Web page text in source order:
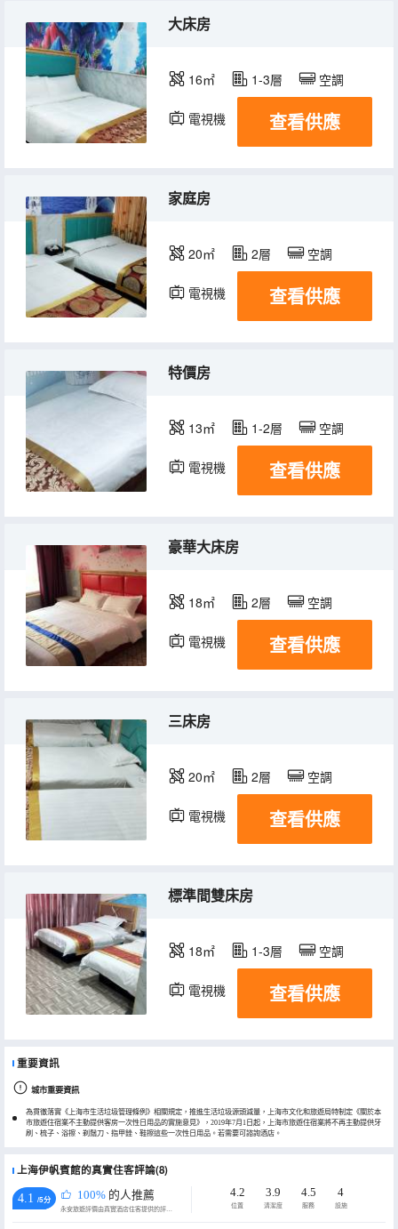
大床房
16㎡ 1-3層 空調
電視機 查看供應
家庭房
20㎡ 2層 空調
電視機 查看供應
特價房
13㎡ 1-2層 空調
電視機 查看供應
豪華大床房
18㎡ 2層 空調
電視機 查看供應
三床房
20㎡ 2層 空調
電視機 查看供應
標準間雙床房
18㎡ 1-3層 空調
電視機 查看供應
重要資訊
城市重要資訊
為貫徹落實《上海市生活垃圾管理條例》相關規定，推進生活垃圾源頭減量，上海市文化和旅遊局特制定《關於本
市旅遊住宿業不主動提供客房一次性日用品的實施意見》，2019年7月1日起，上海市旅遊住宿業將不再主動提供牙
刷、梳子、浴擦、剃鬚刀、指甲銼、鞋擦這些一次性日用品。若需要可諮詢酒店。
上海伊帆賓館的真實住客評論(8)
4.1 /5分 100% 的人推薦
永安旅遊評價由真實酒店住客提供的評價。
4.2
位置
3.9
清潔度
4.5
服務
4
設施